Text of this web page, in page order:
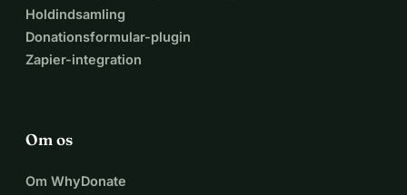
Holdindsamling
Donationsformular-plugin
Zapier-integration
Om os
Om WhyDonate